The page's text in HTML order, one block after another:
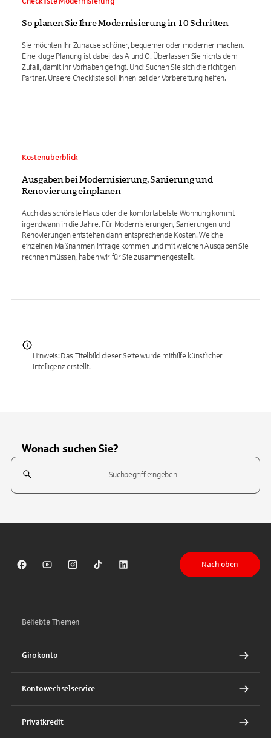
So planen Sie Ihre Modernisierung in 10 Schritten
Sie möchten Ihr Zuhause schöner, bequemer oder moderner machen.
Eine kluge Planung ist dabei das A und O. Überlassen Sie nichts dem
Zufall, damit Ihr Vorhaben gelingt. Und: Suchen Sie sich die richtigen
Partner. Unsere Checkliste soll Ihnen bei der Vorbereitung helfen.
Kostenüberblick
Ausgaben bei Modernisierung, Sanierung und
Renovierung einplanen
Auch das schönste Haus oder die komfortabelste Wohnung kommt
irgendwann in die Jahre. Für Modernisierungen, Sanierungen und
Renovierungen entstehen dann entsprechende Kosten. Welche
einzelnen Maßnahmen infrage kommen und mit welchen Ausgaben Sie
rechnen müssen, haben wir für Sie zusammengestellt.
Hinweis: Das Titelbild dieser Seite wurde mithilfe künstlicher
Intelligenz erstellt.
Wonach suchen Sie?
Suchfeld
Sparkasse auf Facebook
Sparkasse auf Youtube
Sparkasse auf Instagram
Sparkasse auf TikTok
Sparkasse auf LinkedIn
Nach oben
Beliebte Themen
Girokonto
Kontowechselservice
Privatkredit